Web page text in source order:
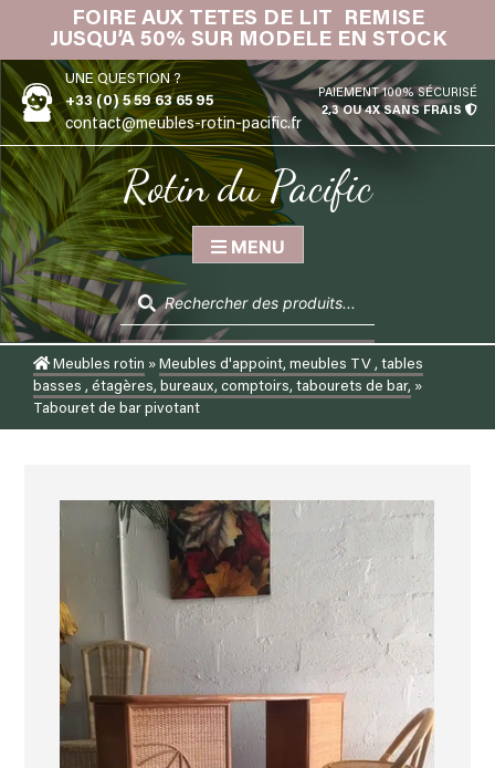
content
FOIRE AUX TETES DE LIT REMISE
JUSQU’A 50% SUR MODELE EN STOCK
UNE QUESTION ?
+33 (0) 5 59 63 65 95
contact@meubles-rotin-pacific.fr
PAIEMENT 100% SÉCURISÉ
2,3 OU 4X SANS FRAIS
Rotin du Pacific
MENU
Recherche
de
produits
Meubles rotin » Meubles d'appoint, meubles TV , tables
basses , étagères, bureaux, comptoirs, tabourets de bar, »
Tabouret de bar pivotant